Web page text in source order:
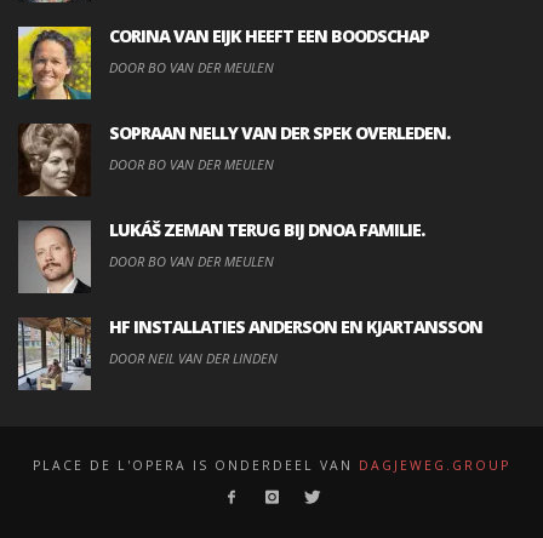
CORINA VAN EIJK HEEFT EEN BOODSCHAP
DOOR BO VAN DER MEULEN
SOPRAAN NELLY VAN DER SPEK OVERLEDEN.
DOOR BO VAN DER MEULEN
LUKÁŠ ZEMAN TERUG BIJ DNOA FAMILIE.
DOOR BO VAN DER MEULEN
HF INSTALLATIES ANDERSON EN KJARTANSSON
DOOR NEIL VAN DER LINDEN
PLACE DE L'OPERA IS ONDERDEEL VAN DAGJEWEG.GROUP